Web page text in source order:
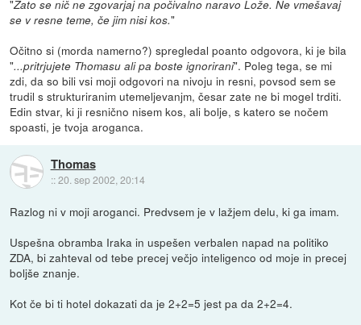
"Zato se nič ne zgovarjaj na počivalno naravo Lože. Ne vmešavaj
se v resne teme, če jim nisi kos."
Očitno si (morda namerno?) spregledal poanto odgovora, ki je bila
"...pritrjujete Thomasu ali pa boste ignorirani". Poleg tega, se mi
zdi, da so bili vsi moji odgovori na nivoju in resni, povsod sem se
trudil s strukturiranim utemeljevanjm, česar zate ne bi mogel trditi.
Edin stvar, ki ji resnično nisem kos, ali bolje, s katero se nočem
spoasti, je tvoja aroganca.
Thomas
::20. sep 2002, 20:14
Razlog ni v moji aroganci. Predvsem je v lažjem delu, ki ga imam.
Uspešna obramba Iraka in uspešen verbalen napad na politiko
ZDA, bi zahteval od tebe precej večjo inteligenco od moje in precej
boljše znanje.
Kot če bi ti hotel dokazati da je 2+2=5 jest pa da 2+2=4.